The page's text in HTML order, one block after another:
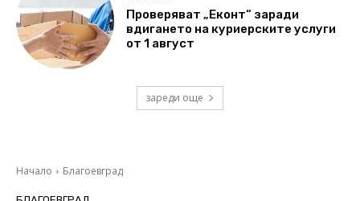
Проверяват „Еконт“ заради
вдигането на куриерските услуги
от 1 август
зареди още